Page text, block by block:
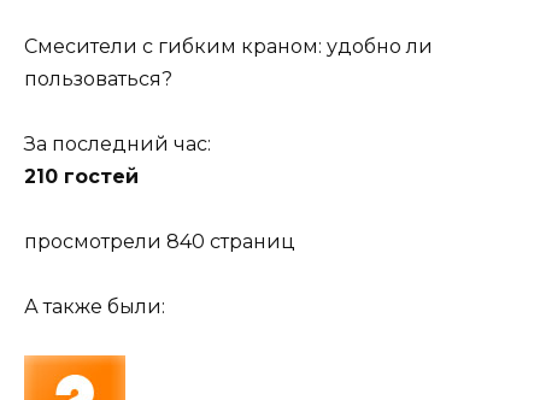
Смесители с гибким краном: удобно ли
пользоваться?
За последний час:
210 гостей
просмотрели 840 страниц
А также были: